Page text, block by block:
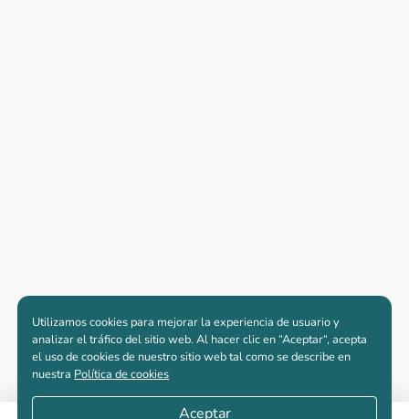
Utilizamos cookies para mejorar la experiencia de usuario y
analizar el tráfico del sitio web. Al hacer clic en “Aceptar“, acepta
el uso de cookies de nuestro sitio web tal como se describe en
nuestra Política de cookies
Aceptar